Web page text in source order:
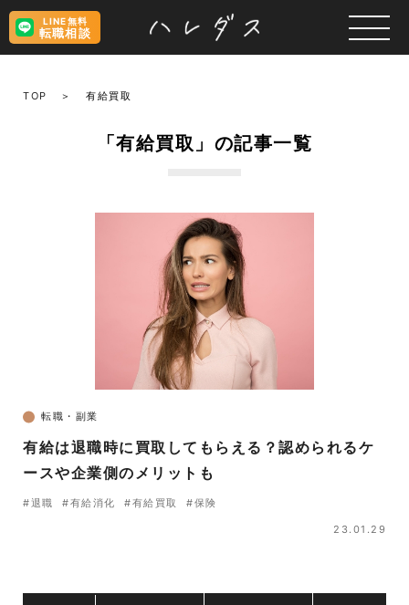
LINE無料
転職相談
TOP 有給買取
「有給買取」の記事一覧
転職・副業
有給は退職時に買取してもらえる？認められるケ
ースや企業側のメリットも
#退職 #有給消化 #有給買取 #保険
23.01.29